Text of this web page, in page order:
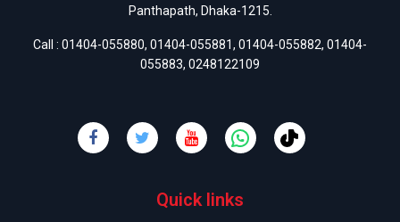
Panthapath, Dhaka-1215.
Call : 01404-055880, 01404-055881, 01404-055882, 01404-
055883, 0248122109
Quick links